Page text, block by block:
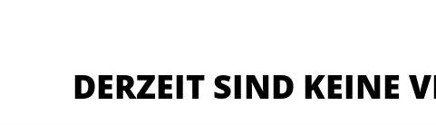
DERZEIT SIND KEINE